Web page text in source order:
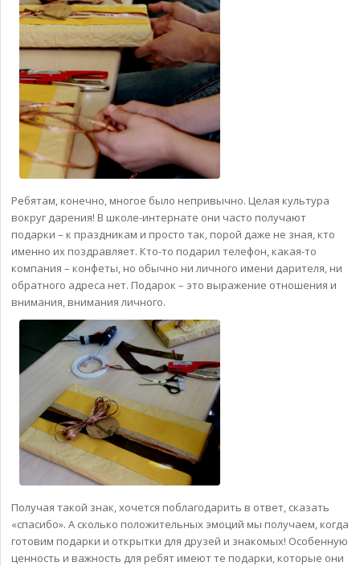
Ребятам, конечно, многое было непривычно. Целая культура
вокруг дарения! В школе-интернате они часто получают
подарки – к праздникам и просто так, порой даже не зная, кто
именно их поздравляет. Кто-то подарил телефон, какая-то
компания – конфеты, но обычно ни личного имени дарителя, ни
обратного адреса нет. Подарок – это выражение отношения и
внимания, внимания личного.
Получая такой знак, хочется поблагодарить в ответ, сказать
«спасибо». А сколько положительных эмоций мы получаем, когда
готовим подарки и открытки для друзей и знакомых! Особенную
ценность и важность для ребят имеют те подарки, которые они